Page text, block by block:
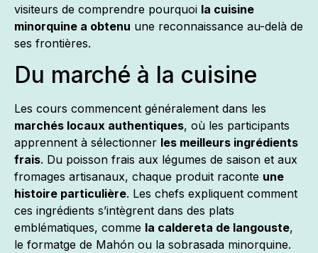
visiteurs de comprendre pourquoi la cuisine
minorquine a obtenu une reconnaissance au-delà de
ses frontières.
Du marché à la cuisine
Les cours commencent généralement dans les
marchés locaux authentiques, où les participants
apprennent à sélectionner les meilleurs ingrédients
frais. Du poisson frais aux légumes de saison et aux
fromages artisanaux, chaque produit raconte une
histoire particulière. Les chefs expliquent comment
ces ingrédients s’intègrent dans des plats
emblématiques, comme la caldereta de langouste,
le formatge de Mahón ou la sobrasada minorquine.